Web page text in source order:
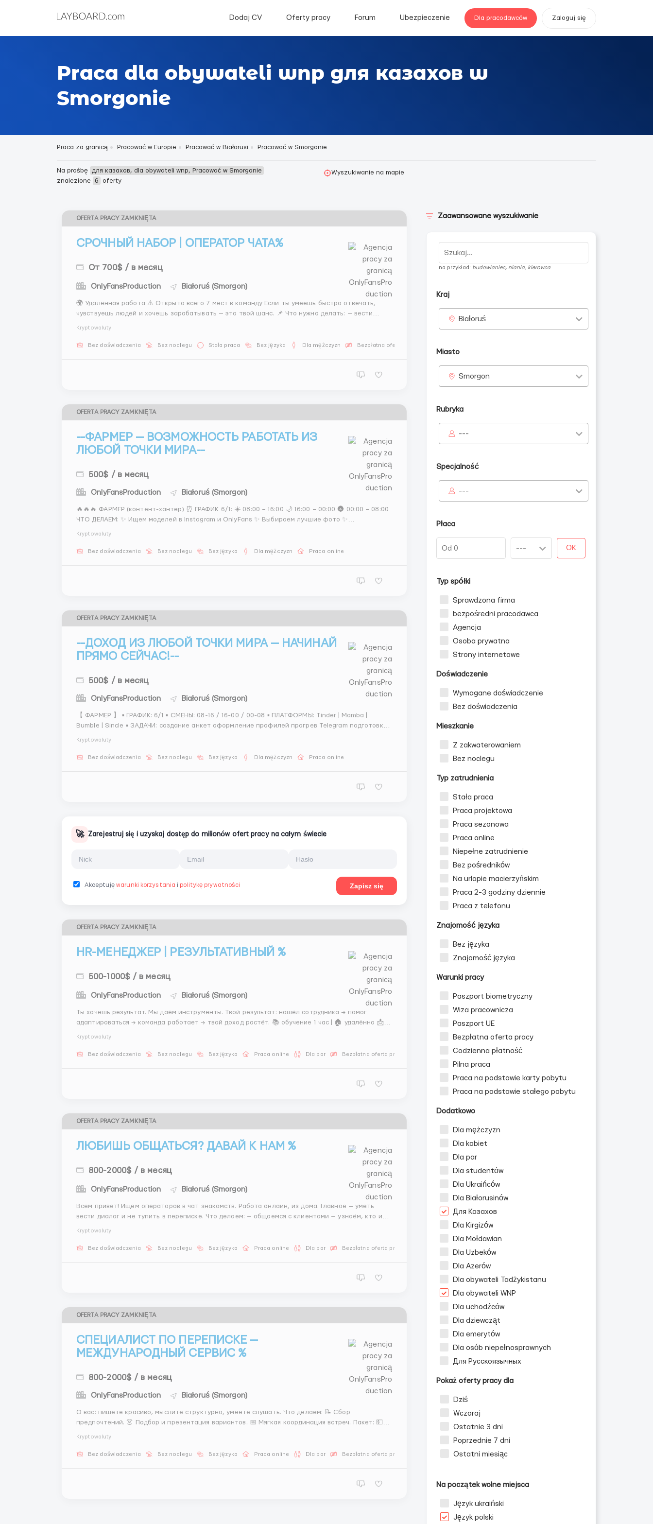
Dodaj CV Oferty pracy Forum Ubezpieczenie Dla pracodawców Zaloguj się
Praca dla obywateli wnp для казахов w
Smorgonie
Praca za granicą Pracować w Europie Pracować w Białorusi Pracować w Smorgonie
Na prośbę для казахов, dla obywateli wnp, Pracować w Smorgonie
znalezione
6 oferty
Wyszukiwanie na mapie
OFERTA PRACY ZAMKNIĘTA
СРОЧНЫЙ НАБОР | ОПЕРАТОР ЧАТА%
От 700$ / в месяц
OnlyFansProduction Białoruś (Smorgon)
🌍 Удалённая работа ⚠️ Открыто всего 7 мест в команду Если ты умеешь быстро отвечать,
чувствуешь людей и хочешь зарабатывать — это твой шанс. 📌 Что нужно делать: — вести
Kryptowaluty
Bez doświadczenia Bez noclegu Stała praca Bez języka Dla mężczyzn Bezpłatna oferta pracy
OFERTA PRACY ZAMKNIĘTA
--ФАРМЕР — ВОЗМОЖНОСТЬ РАБОТАТЬ ИЗ
ЛЮБОЙ ТОЧКИ МИРА--
500$ / в месяц
OnlyFansProduction Białoruś (Smorgon)
🔥🔥🔥 ФАРМЕР (контент-хантер) ⏰ ГРАФИК 6/1: ☀️ 08:00 – 16:00 🌙 16:00 – 00:00 🌚 00:00 – 08:00
ЧТО ДЕЛАЕМ: ✨ Ищем моделей в Instagram и OnlyFans ✨ Выбираем лучшие фото ✨
Kryptowaluty
Bez doświadczenia Bez noclegu Bez języka Dla mężczyzn Praca online
OFERTA PRACY ZAMKNIĘTA
--ДОХОД ИЗ ЛЮБОЙ ТОЧКИ МИРА — НАЧИНАЙ
ПРЯМО СЕЙЧАС!--
500$ / в месяц
OnlyFansProduction Białoruś (Smorgon)
【 ФАРМЕР 】 ▪️ ГРАФИК: 6/1 ▪️ СМЕНЫ: 08-16 / 16-00 / 00-08 ▪️ ПЛАТФОРМЫ: Tinder | Mamba |
Bumble | Sincle ▪️ ЗАДАЧИ: создание анкет оформление профилей прогрев Telegram подготовка
Kryptowaluty
Bez doświadczenia Bez noclegu Bez języka Dla mężczyzn Praca online
🚀 Zarejestruj się i uzyskaj dostęp do milionów ofert pracy na całym świecie
Akceptujęwarunki korzystania i politykę prywatności Zapisz się
OFERTA PRACY ZAMKNIĘTA
HR-МЕНЕДЖЕР | РЕЗУЛЬТАТИВНЫЙ %
500-1000$ / в месяц
OnlyFansProduction Białoruś (Smorgon)
Ты хочешь результат. Мы даём инструменты. Твой результат: нашёл сотрудника → помог
адаптироваться → команда работает → твой доход растёт. 📚 обучение 1 час | 🏠 удалённо 📩
Kryptowaluty
Bez doświadczenia Bez noclegu Bez języka Praca online Dla par Bezpłatna oferta pracy
OFERTA PRACY ZAMKNIĘTA
ЛЮБИШЬ ОБЩАТЬСЯ? ДАВАЙ К НАМ %
800-2000$ / в месяц
OnlyFansProduction Białoruś (Smorgon)
Всем привет! Ищем операторов в чат знакомств. Работа онлайн, из дома. Главное — уметь
вести диалог и не тупить в переписке. Что делаем: — общаемся с клиентами — узнаём, кто им
Kryptowaluty
Bez doświadczenia Bez noclegu Bez języka Praca online Dla par Bezpłatna oferta pracy
OFERTA PRACY ZAMKNIĘTA
СПЕЦИАЛИСТ ПО ПЕРЕПИСКЕ —
МЕЖДУНАРОДНЫЙ СЕРВИС %
800-2000$ / в месяц
OnlyFansProduction Białoruś (Smorgon)
О вас: пишете красиво, мыслите структурно, умеете слушать. Что делаем: 📝 Сбор
предпочтений. 👗 Подбор и презентация вариантов. 📅 Мягкая координация встреч. Пакет: 💵
Kryptowaluty
Bez doświadczenia Bez noclegu Bez języka Praca online Dla par Bezpłatna oferta pracy
Zaawansowane wyszukiwanie
na przykład: budowlaniec, niania, kierowca
Kraj
Białoruś
Miasto
Smorgon
Rubryka
---
Specjalność
---
Płaca
OK
Typ spółki
Sprawdzona firma
bezpośredni pracodawca
Agencja
Osoba prywatna
Strony internetowe
Doświadczenie
Wymagane doświadczenie
Bez doświadczenia
Mieszkanie
Z zakwaterowaniem
Bez noclegu
Typ zatrudnienia
Stała praca
Praca projektowa
Praca sezonowa
Praca online
Niepełne zatrudnienie
Bez pośredników
Na urlopie macierzyńskim
Praca 2-3 godziny dziennie
Praca z telefonu
Znajomość języka
Bez języka
Znajomość języka
Warunki pracy
Paszport biometryczny
Wiza pracownicza
Paszport UE
Bezpłatna oferta pracy
Codzienna płatność
Pilna praca
Praca na podstawie karty pobytu
Praca na podstawie stałego pobytu
Dodatkowo
Dla mężczyzn
Dla kobiet
Dla par
Dla studentów
Dla Ukraińców
Dla Białorusinów
Для Казахов
Dla Kirgizów
Dla Mołdawian
Dla Uzbeków
Dla Azerów
Dla obywateli Tadżykistanu
Dla obywateli WNP
Dla uchodźców
Dla dziewcząt
Dla emerytów
Dla osób niepełnosprawnych
Для Русскоязычных
Pokaż oferty pracy dla
Dziś
Wczoraj
Ostatnie 3 dni
Poprzednie 7 dni
Ostatni miesiąc
Na początek wolne miejsca
Język ukraiński
Język polski